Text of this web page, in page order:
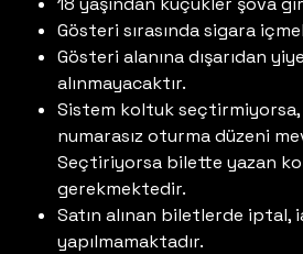
Gösteri sırasında sigara
Gösteri alanına dışarıdan
alınmayacaktır.
Sistem koltuk seçtirmiyorsa,
numarasız oturma düzeni
Seçtiriyorsa bilette yazan
gerekmektedir.
Satın alınan biletlerde iptal,
yapılmamaktadır.